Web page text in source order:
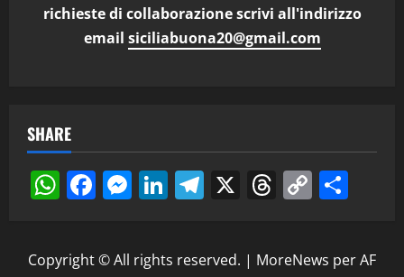
richieste di collaborazione scrivi all'indirizzo
email siciliabuona20@gmail.com
SHARE
WhatsApp
Facebook
Messenger
LinkedIn
Telegram
X Threads
Copy
Copyright © All rights reserved. | MoreNews per AF